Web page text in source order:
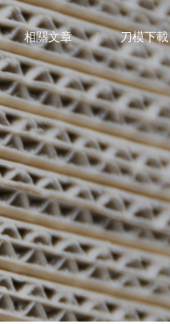
相關文章 刀模下載